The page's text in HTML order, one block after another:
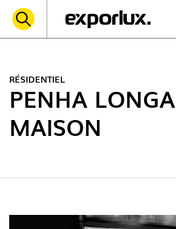
RÉSIDENTIEL
PENHA LONGA
MAISON